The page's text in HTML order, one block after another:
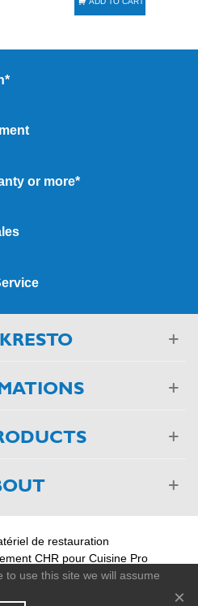
or more*
de restauration
CHR pour Cuisine Pro
75 55 55
to use this site we will assume
×